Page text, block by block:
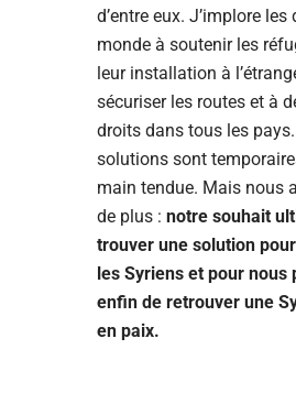
d’entre eux. J’implore
monde à soutenir les
leur installation à
sécuriser les routes et à
droits dans tous les
solutions sont
main tendue. Mais nous
de plus : notre souhait
trouver une solution
les Syriens et pour nous
enfin de retrouver une
en paix.